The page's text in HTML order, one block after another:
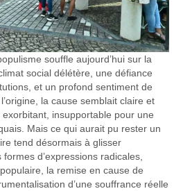
souffle aujourd’hui sur la
social délétère, une défiance
et un profond sentiment de
la cause semblait claire et
insupportable pour une
Mais ce qui aurait pu rester un
tend désormais à glisser
d’expressions radicales,
la remise en cause de
d’une souffrance réelle